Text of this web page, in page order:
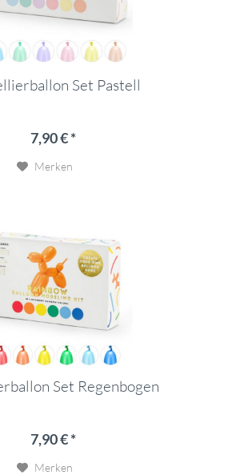
Set Pastell
7,90 € *
Merken
Set Regenbogen
7,90 € *
Merken